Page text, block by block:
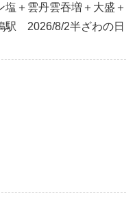
＋雲丹雲吞増＋大盛＋
駅 2026/8/2半ざわの日